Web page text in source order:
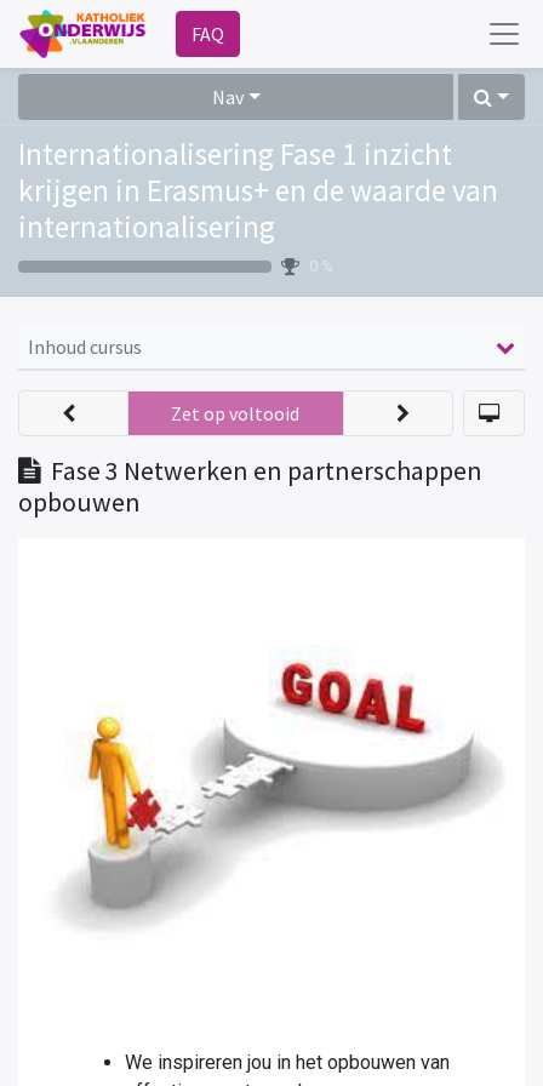
FAQ
Nav
Internationalisering Fase 1 inzicht
krijgen in Erasmus+ en de waarde van
internationalisering
0 %
Inhoud cursus
Fase 3 Netwerken en partnerschappen
opbouwen
Zet op voltooid
We inspireren jou in het opbouwen van